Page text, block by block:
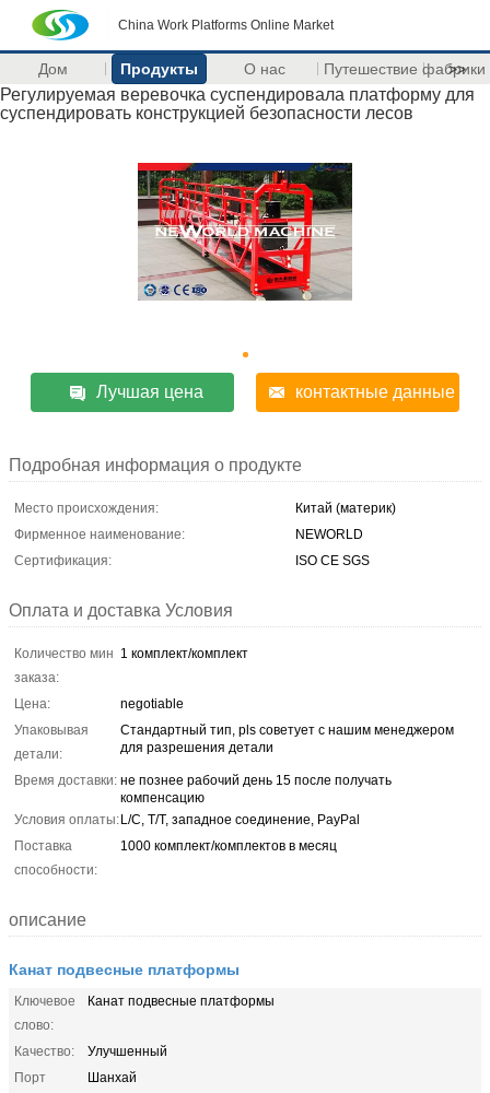
China Work Platforms Online Market
Дом Продукты О нас Путешествие фабрики
>>
Регулируемая веревочка суспендировала платформу для
суспендировать конструкцией безопасности лесов
Лучшая цена контактные данные
Подробная информация о продукте
Место происхождения:
Китай (материк)
Фирменное наименование:
NEWORLD
Сертификация:
ISO CE SGS
Оплата и доставка Условия
Количество мин
заказа:
1 комплект/комплект
Цена:
negotiable
Упаковывая
детали:
Стандартный тип, pls советует с нашим менеджером
для разрешения детали
Время доставки: не познее рабочий день 15 после получать
компенсацию
Условия оплаты: L/C, T/T, западное соединение, PayPal
Поставка
способности:
1000 комплект/комплектов в месяц
описание
Канат подвесные платформы
Ключевое
слово:
Канат подвесные платформы
Качество:
Улучшенный
Порт
Шанхай